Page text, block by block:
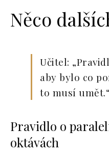
Něco
Učitel:
aby bylo co
to musí umět.“
Pravidlo o
oktávách